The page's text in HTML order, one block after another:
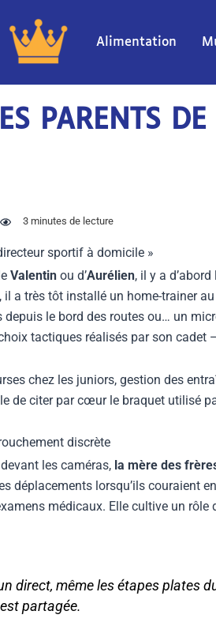
Alimentation
PARENTS
3 minutes de lecture
sportif à domicile »
Valentin ou d’Aurélien, il y a d’abord
a très tôt installé un home-trainer
depuis le bord des routes ou… un
tactiques réalisés par son cadet
chez les juniors, gestion des
de citer par cœur le braquet utilisé
discrète
les caméras, la mère des
déplacements lorsqu’ils couraient
médicaux. Elle cultive un rôle
direct, même les étapes plates
partagée.